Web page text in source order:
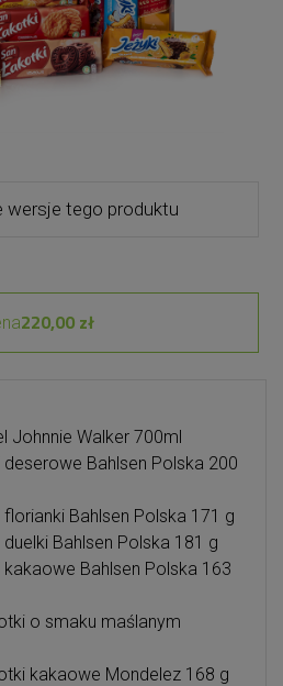
wersje tego produktu
220,00 zł
Johnnie Walker 700ml
Bahlsen Polska 200
Bahlsen Polska 171 g
Bahlsen Polska 181 g
Bahlsen Polska 163
o smaku maślanym
kakaowe Mondelez 168 g